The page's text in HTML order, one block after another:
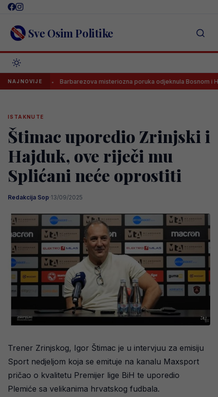
Skip
content Sve Osim Politike
NAJNOVIJEBarbarezova misteriozna poruka odjeknula Bosnom i
ISTAKNUTE
Štimac uporedio Zrinjski i
Hajduk, ove riječi mu
Splićani neće oprostiti
Redakcija Sop·13/09/2025
Trener Zrinjskog, Igor Štimac je u intervjuu za emisiju
Sport nedjeljom koja se emituje na kanalu Maxsport
pričao o kvalitetu Premijer lige BiH te uporedio
Plemiće sa velikanima hrvatskog fudbala.